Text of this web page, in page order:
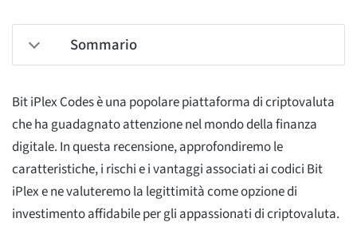
Sommario
Bit iPlex Codes è una popolare piattaforma di criptovaluta
che ha guadagnato attenzione nel mondo della finanza
digitale. In questa recensione, approfondiremo le
caratteristiche, i rischi e i vantaggi associati ai codici Bit
iPlex e ne valuteremo la legittimità come opzione di
investimento affidabile per gli appassionati di criptovaluta.